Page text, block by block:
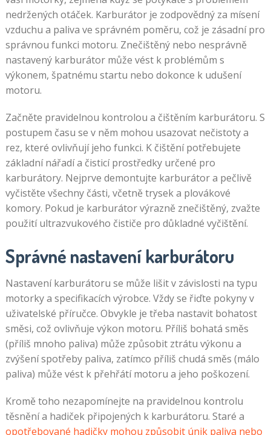
nedržených otáček. Karburátor je zodpovědný za mísení
vzduchu a paliva ve správném poměru, což je zásadní pro
správnou funkci motoru. Znečištěný nebo nesprávně
nastavený karburátor může vést k problémům s
výkonem, špatnému startu nebo dokonce k udušení
motoru.
Začněte pravidelnou kontrolou a čištěním karburátoru. S
postupem času se v něm mohou usazovat nečistoty a
rez, které ovlivňují jeho funkci. K čištění potřebujete
základní nářadí a čisticí prostředky určené pro
karburátory. Nejprve demontujte karburátor a pečlivě
vyčistěte všechny části, včetně trysek a plovákové
komory. Pokud je karburátor výrazně znečištěný, zvažte
použití ultrazvukového čističe pro důkladné vyčištění.
Správné nastavení karburátoru
Nastavení karburátoru se může lišit v závislosti na typu
motorky a specifikacích výrobce. Vždy se řiďte pokyny v
uživatelské příručce. Obvykle je třeba nastavit bohatost
směsi, což ovlivňuje výkon motoru. Příliš bohatá směs
(příliš mnoho paliva) může způsobit ztrátu výkonu a
zvýšení spotřeby paliva, zatímco příliš chudá směs (málo
paliva) může vést k přehřátí motoru a jeho poškození.
Kromě toho nezapomínejte na pravidelnou kontrolu
těsnění a hadiček připojených k karburátoru. Staré a
opotřebované hadičky mohou způsobit únik paliva nebo